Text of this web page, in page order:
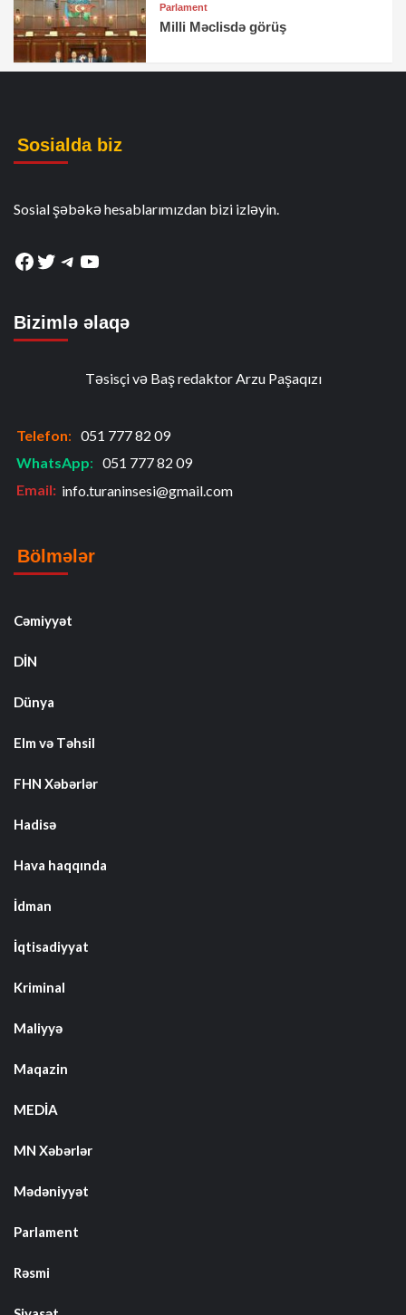
Parlament
Milli Məclisdə görüş
Sosialda biz
Sosial şəbəkə hesablarımızdan bizi izləyin.
Facebook
Twitter
Telegram
YouTube
Bizimlə əlaqə
Təsisçi və Baş redaktor Arzu Paşaqızı
Telefon: 051 777 82 09
WhatsApp: 051 777 82 09
Email: info.turaninsesi@gmail.com
Bölmələr
Cəmiyyət
DİN
Dünya
Elm və Təhsil
FHN Xəbərlər
Hadisə
Hava haqqında
İdman
İqtisadiyyat
Kriminal
Maliyyə
Maqazin
MEDİA
MN Xəbərlər
Mədəniyyət
Parlament
Rəsmi